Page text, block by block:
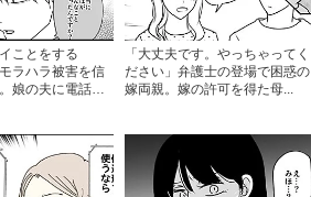
ことをする
ラハラ被害を信
娘の夫に電話
「大丈夫です。やっちゃってく
ださい」弁護士の登場で困惑の
嫁両親。嫁の許可を得た母...